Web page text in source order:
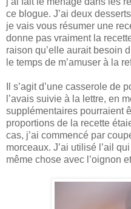
ce blogue. J’ai deux
je vais vous résumer une
donne pas vraiment la
raison qu’elle aurait besoin
le temps de m’amuser à la
Il s’agit d’une casserole de
l’avais suivie à la lettre, en
supplémentaires pourraient
proportions de la recette
cas, j’ai commencé par
morceaux. J’ai utilisé l’ail
même chose avec l’oignon